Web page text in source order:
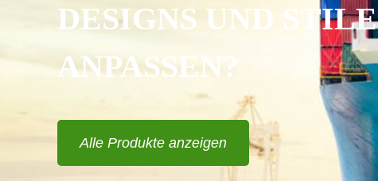
DESIGNS UND STILE
ANPASSEN?
Alle Produkte anzeigen